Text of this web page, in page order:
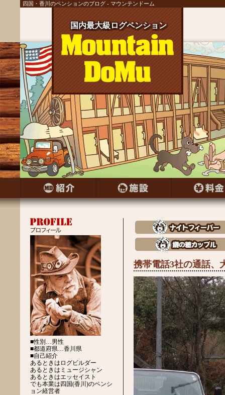
四国・香川のペンションのブログ - マウンテンドーム
国内最大級ログペンション
国内最大級ログペンション
国内最大級ログペンション
国内最大級ログペンション
国内最大級ログペンション
国内最大級ログペンション
国内最大級ログペンション
国内最大級ログペンション
国内最大級ログペンション
国内最大級ログペンション
国内最大級ログペンション
国内最大級ログペンション
国内最大級ログペンション
国内最大級ログペンション
国内最大級ログペンション
国内最大級ログペンション
国内最大級ログペンション
国内最大級ログペンション
国内最大級ログペンション
国内最大級ログペンション
国内最大級ログペンション
国内最大級ログペンション
国内最大級ログペンション
国内最大級ログペンション
国内最大級ログペンション
■性別…男性
■都道府県…香川県
■自己紹介
あるときはログビルダー
あるときはミュージシャン
あるときはエッセイスト
でも本業は四国(香川)のペンシ
ョン経営者
携帯電話3社の通話、